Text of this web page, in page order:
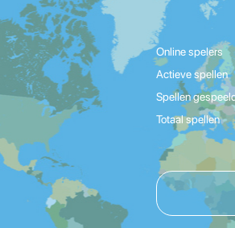
Online spelers
Actieve spellen
Spellen
Totaal spellen